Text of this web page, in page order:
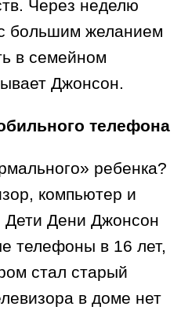
Через неделю
большим желанием
в семейном
Джонсон.
телефона
ребенка?
компьютер и
Дени Джонсон
телефоны в 16 лет,
стал старый
в доме нет